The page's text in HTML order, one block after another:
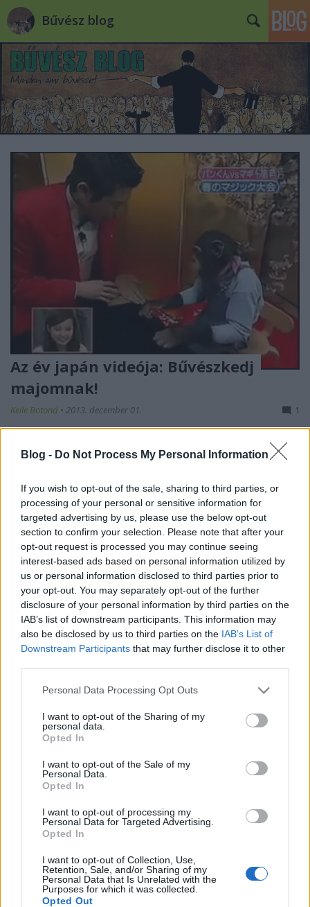
Blog - Do Not Process My Personal Information
If you wish to opt-out of the sale, sharing to third parties, or
processing of your personal or sensitive information for
targeted advertising by us, please use the below opt-out
section to confirm your selection. Please note that after your
opt-out request is processed you may continue seeing
interest-based ads based on personal information utilized by
us or personal information disclosed to third parties prior to
your opt-out. You may separately opt-out of the further
disclosure of your personal information by third parties on the
IAB’s list of downstream participants. This information may
also be disclosed by us to third parties on the IAB’s List of
Downstream Participants that may further disclose it to other
Please note that this website/app uses one or more Google
not limited to your visit or usage behaviour. You may click to
grant or deny consent to Google and its third-party tags to
use your data for below specified purposes in below Google
consent section.
Personal Data Processing Opt Outs
I want to opt-out of the Sharing of my
personal data.
Opted In
I want to opt-out of the Sale of my
Personal Data.
Opted In
I want to opt-out of processing my
Personal Data for Targeted Advertising.
Opted In
I want to opt-out of Collection, Use,
Retention, Sale, and/or Sharing of my
Personal Data that Is Unrelated with the
Purposes for which it was collected.
Opted Out
Bűvész blog
Az év japán videója: Bűvészkedj
majomnak!
Kelle Botond • 2013. december 01. 1
Aki látott már japán tv műsorokat, az tudja, hogy ők
már megcsináltak minent amit el lehet képzelni és
A koncepció a következő: egy bűvész trükköket mutat
egy majomnak. A majom reakciói nagyon jók, a
trükkök többségén…
Magyar bűvész szórakoztatta az
amerikai elnököt és a brit uralkodót!
Kelle Botond• 2013. november 29.
Úgy döntöttem, hogy folytatom az "aktualitásokat"
bemutató tegnapi újság rovatot. Szerintem -
magamat is ideértve - bántóan keveset tudunk
hazánk kiemelkedő nemzetközi sikereket elért
hazai bűvész, akit Apollo Robbins…